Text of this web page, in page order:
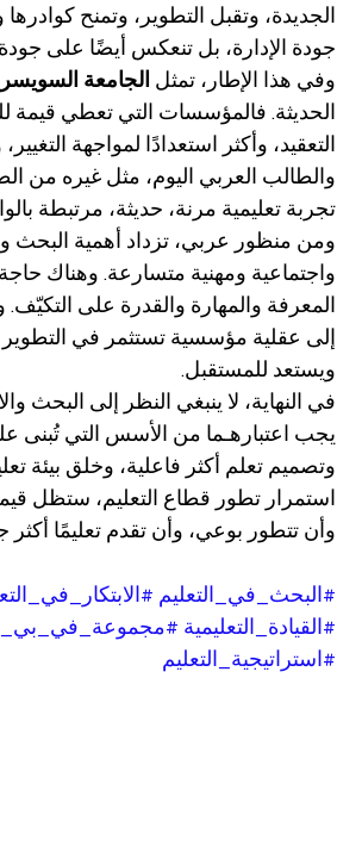
الجديدة، وتقبل التطوير، وتمنح
جودة الإدارة، بل تنعكس أيضًا على
وفي هذا الإطار، تمثل الجامعة
الحديثة. فالمؤسسات التي تعطي قيمة
التعقيد، وأكثر استعدادًا لمواجهة
والطالب العربي اليوم، مثل غيره من
تجربة تعليمية مرنة، حديثة، مرتبطة
ومن منظور عربي، تزداد أهمية البحث
واجتماعية ومهنية متسارعة. وهناك
المعرفة والمهارة والقدرة على
إلى عقلية مؤسسية تستثمر في التطوير
ويستعد للمستقبل.
في النهاية، لا ينبغي النظر إلى البحث
يجب اعتبارهـما من الأسس التي تُبنى
وتصميم تعلم أكثر فاعلية، وخلق بيئة
استمرار تطور قطاع التعليم، ستظل
وأن تتطور بوعي، وأن تقدم تعليمًا أكثر
#البحث_في_التعليم
#القيادة_التعليمية
#استراتيجية_التعليم